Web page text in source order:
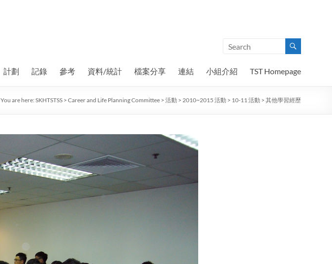
計劃 記錄 參考 資料/統計 檔案分享 連結 小組介紹 TST Homepage
You are here: SKHTSTSS > Career and Life Planning Committee > 活動 > 2010~2015 活動 > 10-11 活動 > 其他學習經歷